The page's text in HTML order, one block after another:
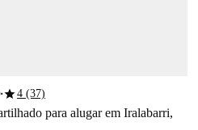
■star4 (37)
para alugar em Iralabarri,